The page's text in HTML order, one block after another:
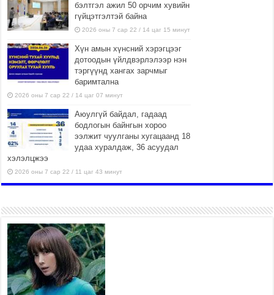
бэлтгэл ажил 50 орчим хувийн
гүйцэтгэлтэй байна
2026 оны 7 сар 22 / 14 цаг 15 минут
Хүн амын хүнсний хэрэгцээг
дотоодын үйлдвэрлэлээр нэн
тэргүүнд хангах зарчмыг
баримтална
2026 оны 7 сар 22 / 14 цаг 07 минут
Аюулгүй байдал, гадаад
бодлогын байнгын хороо
ээлжит чуулганы хугацаанд 18
удаа хуралдаж, 36 асуудал
хэлэлцжээ
2026 оны 7 сар 22 / 11 цаг 43 минут
боломжтой-Хүүхэд хөгжүүлэх
төв” байгуулах төсөлд төр,
хувийн хэвшлийн түншлэлийн хүрээнд хамтран
ажиллахыг урьж байна
2026 оны 7 сар 22 / 9 цаг 28 минут
Б.Пүрэвдагва: “Урт цагаан”-ыг
залуучууд чөлөөт цагаа